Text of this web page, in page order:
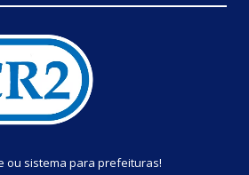
ou sistema para prefeituras!